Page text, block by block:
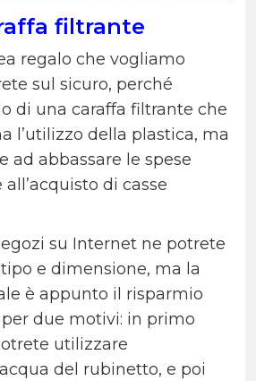
filtrante
regalo che vogliamo
sul sicuro, perché
di una caraffa filtrante che
l’utilizzo della plastica, ma
ad abbassare le spese
di casse
su Internet ne potrete
e dimensione, ma la
è appunto il risparmio
due motivi: in primo
utilizzare
del rubinetto, e poi